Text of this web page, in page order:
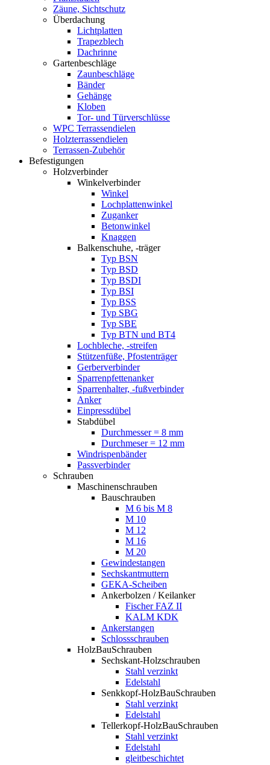
Zäune, Sichtschutz
Überdachung
Lichtplatten
Trapezblech
Dachrinne
Gartenbeschläge
Zaunbeschläge
Bänder
Gehänge
Kloben
Tor- und Türverschlüsse
WPC Terrassendielen
Holzterrassendielen
Terrassen-Zubehör
Befestigungen
Holzverbinder
Winkelverbinder
Winkel
Lochplattenwinkel
Zuganker
Betonwinkel
Knaggen
Balkenschuhe, -träger
Typ BSN
Typ BSD
Typ BSDI
Typ BSI
Typ BSS
Typ SBG
Typ SBE
Typ BTN und BT4
Lochbleche, -streifen
Stützenfüße, Pfostenträger
Gerberverbinder
Sparrenpfettenanker
Sparrenhalter, -fußverbinder
Anker
Einpressdübel
Stabdübel
Durchmesser = 8 mm
Durchmeser = 12 mm
Windrispenbänder
Passverbinder
Schrauben
Maschinenschrauben
Bauschrauben
M 6 bis M 8
M 10
M 12
M 16
M 20
Gewindestangen
Sechskantmuttern
GEKA-Scheiben
Ankerbolzen / Keilanker
Fischer FAZ II
KALM KDK
Ankerstangen
Schlossschrauben
HolzBauSchrauben
Sechskant-Holzschrauben
Stahl verzinkt
Edelstahl
Senkkopf-HolzBauSchrauben
Stahl verzinkt
Edelstahl
Tellerkopf-HolzBauSchrauben
Stahl verzinkt
Edelstahl
gleitbeschichtet